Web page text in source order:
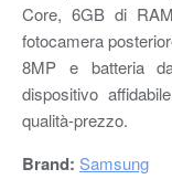
Core, 6GB di
fotocamera
8MP e batteria
dispositivo
qualità-prezzo.
Brand: Samsung